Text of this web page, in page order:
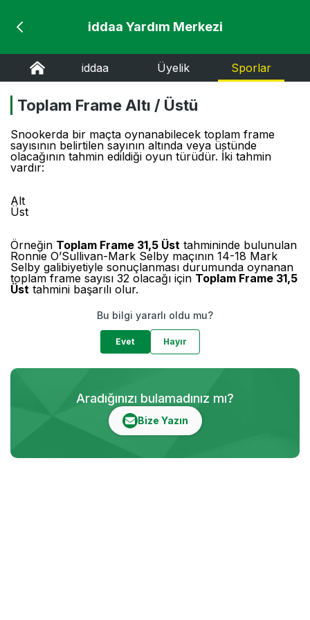
iddaa Yardım Merkezi
iddaa Üyelik Sporlar
Toplam Frame Altı / Üstü
Snookerda bir maçta oynanabilecek toplam frame
sayısının belirtilen sayının altında veya üstünde
olacağının tahmin edildiği oyun türüdür. İki tahmin
vardır:
Alt
Üst
Örneğin Toplam Frame 31,5 Üst tahmininde bulunulan
Ronnie O’Sullivan-Mark Selby maçının 14-18 Mark
Selby galibiyetiyle sonuçlanması durumunda oynanan
toplam frame sayısı 32 olacağı için Toplam Frame 31,5
Üst tahmini başarılı olur.
Bu bilgi yararlı oldu mu?
Evet Hayır
Aradığınızı bulamadınız mı?
Bize Yazın